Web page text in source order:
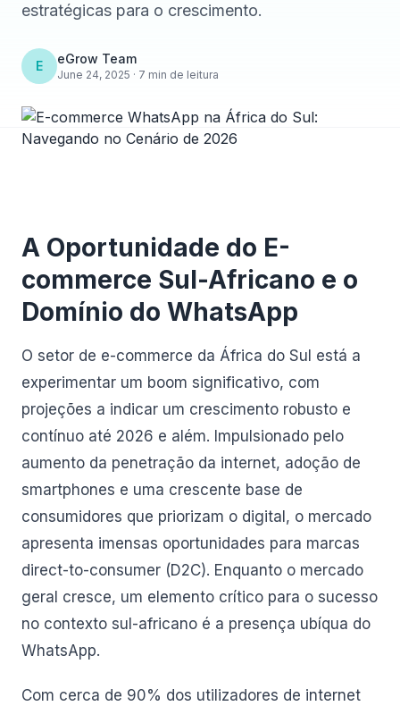
estratégicas para o crescimento.
E eGrow Team
June 24, 2025 · 7 min de leitura
A Oportunidade do E-
commerce Sul-Africano e o
Domínio do WhatsApp
O setor de e-commerce da África do Sul está a
experimentar um boom significativo, com
projeções a indicar um crescimento robusto e
contínuo até 2026 e além. Impulsionado pelo
aumento da penetração da internet, adoção de
smartphones e uma crescente base de
consumidores que priorizam o digital, o mercado
apresenta imensas oportunidades para marcas
direct-to-consumer (D2C). Enquanto o mercado
geral cresce, um elemento crítico para o sucesso
no contexto sul-africano é a presença ubíqua do
WhatsApp.
Com cerca de 90% dos utilizadores de internet